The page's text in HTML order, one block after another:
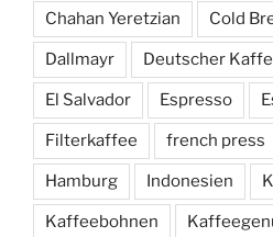
Chahan Yeretzian Cold
Dallmayr Deutscher
El Salvador Espresso
Filterkaffee french press
Hamburg Indonesien
Kaffeebohnen